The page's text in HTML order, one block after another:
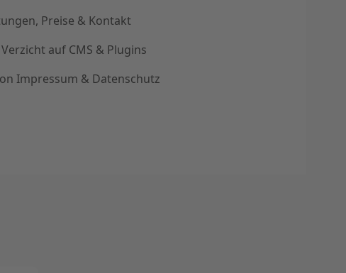
Preise & Kontakt
auf CMS & Plugins
Impressum & Datenschutz